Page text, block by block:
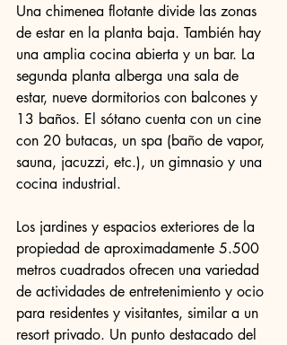
Una chimenea flotante divide las zonas
de estar en la planta baja. También hay
una amplia cocina abierta y un bar. La
segunda planta alberga una sala de
estar, nueve dormitorios con balcones y
13 baños. El sótano cuenta con un cine
con 20 butacas, un spa (baño de vapor,
sauna, jacuzzi, etc.), un gimnasio y una
cocina industrial.
Los jardines y espacios exteriores de la
propiedad de aproximadamente 5.500
metros cuadrados ofrecen una variedad
de actividades de entretenimiento y ocio
para residentes y visitantes, similar a un
resort privado. Un punto destacado del